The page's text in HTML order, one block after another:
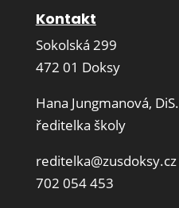
Kontakt
Sokolská 299
472 01 Doksy
Hana Jungmanová, DiS.
ředitelka školy
reditelka@zusdoksy.cz
702 054 453